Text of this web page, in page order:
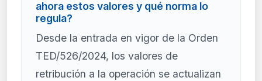
ahora estos valores y qué norma lo
regula?
Desde la entrada en vigor de la Orden
TED/526/2024, los valores de
retribución a la operación se actualizan